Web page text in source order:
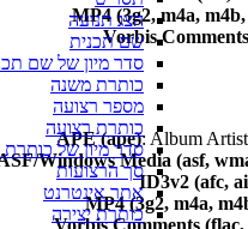
הצג תנועה
שם תכנית
סדר מיון של שם תכנית
כותרת משנה
מספר רצועה
כותרת רצועה
סדר מיון של כותרת רצועה
סך הרצועות
אתר אינטרנט
כותרת יצירה
MP4 (3g2,
Vorbis
APE (ape):
ASF/Windows Media
ID3v2
MP4 (3g2,
Vorbis